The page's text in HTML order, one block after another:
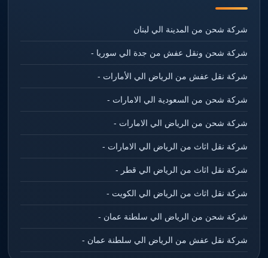
شركة شحن من المدينة الي لبنان
شركة شحن ونقل عفش من جدة الي سوريا -
شركة نقل عفش من الرياض الي الأمارات -
شركة شحن من السعودية الي الامارات -
شركة شحن من الرياض الي الامارات -
شركة نقل اثاث من الرياض الي الامارات -
شركة نقل اثاث من الرياض الي قطر -
شركة نقل اثاث من الرياض الي الكويت -
شركة شحن من الرياض الي سلطنة عمان -
شركة نقل عفش من الرياض الي سلطنة عمان -